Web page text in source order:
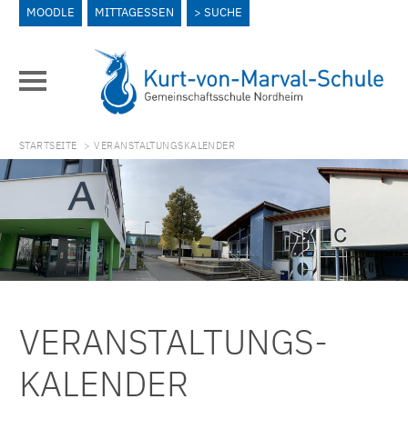
MOODLE MITTAGESSEN SUCHE
STARTSEITE > VERANSTALTUNGSKALENDER
VERANSTALTUNGS­
KALENDER